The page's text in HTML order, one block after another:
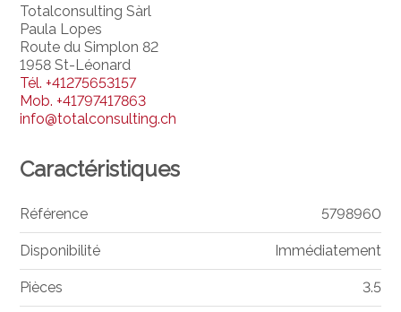
Totalconsulting Sàrl
Paula Lopes
Route du Simplon 82
1958 St-Léonard
Tél.+41275653157
Mob.+41797417863
info@totalconsulting.ch
Caractéristiques
Référence 5798960
Disponibilité Immédiatement
Pièces 3.5